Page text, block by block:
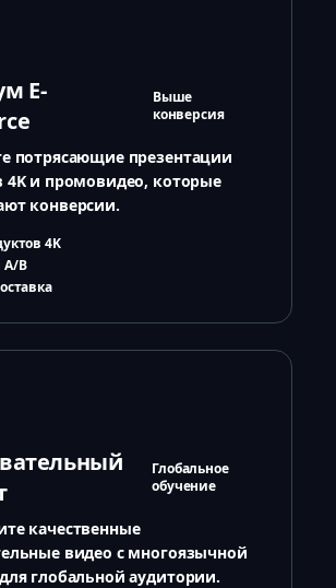
E-
Выше
конверсия
потрясающие презентации
4K и промовидео, которые
конверсии.
4K
B
Глобальное
обучение
качественные
видео с многоязычной
глобальной аудитории.